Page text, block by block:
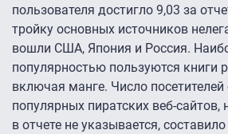
пользователя достигло 9,03 за
тройку основных источников
вошли США, Япония и Россия.
популярностью пользуются книги
включая манге. Число посетителей
популярных пиратских веб-сайтов,
в отчете не указывается,